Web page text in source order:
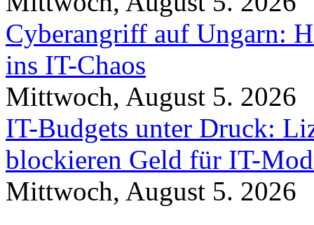
Cyberangriff auf Ungarn:
ins IT-Chaos
Mittwoch, August 5. 2026
IT-Budgets unter Druck:
blockieren Geld für IT-
Mittwoch, August 5. 2026